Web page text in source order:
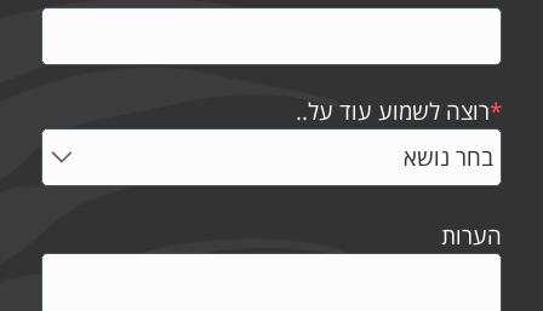
*רוצה לשמוע עוד על..
הערות